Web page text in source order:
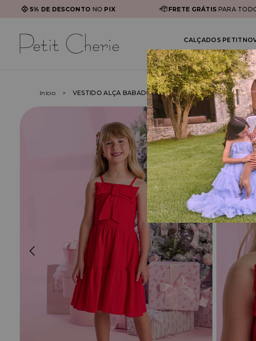
5% DE DESCONTO NO PIX FRETE GRÁTIS PARA
CALÇADOS PETIT
Início VESTIDO ALÇA BABADO COM LAÇO